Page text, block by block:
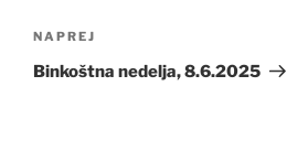
Naslednji
prispevek
NAPREJ
Binkoštna nedelja, 8.6.2025